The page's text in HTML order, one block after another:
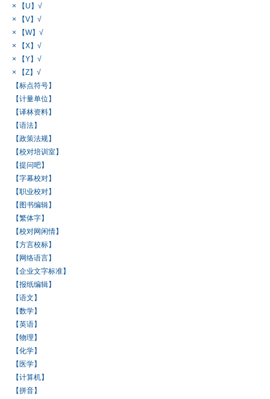
× 【U】√
× 【V】√
× 【W】√
× 【X】√
× 【Y】√
× 【Z】√
【标点符号】
【计量单位】
【译林资料】
【语法】
【政策法规】
【校对培训室】
【提问吧】
【字幕校对】
【职业校对】
【图书编辑】
【繁体字】
【校对网闲情】
【方言校标】
【网络语言】
【企业文字标准】
【报纸编辑】
【语文】
【数学】
【英语】
【物理】
【化学】
【医学】
【计算机】
【拼音】